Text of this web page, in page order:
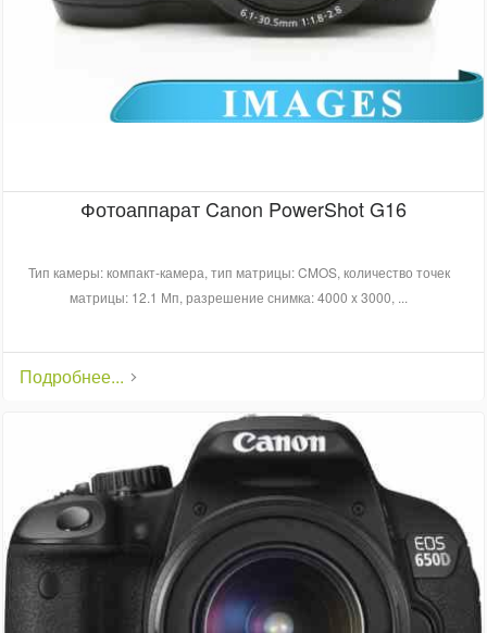
Фотоаппарат Canon PowerShot G16
Тип камеры: компакт-камера, тип матрицы: CMOS, количество точек
матрицы: 12.1 Мп, разрешение снимка: 4000 x 3000, ...
Подробнее...